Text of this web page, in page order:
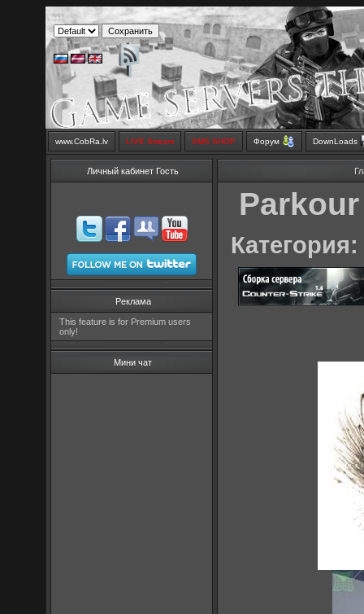
www.CobRa.lv LIVE Stream SMS SHOP Форум DownLoads
Личный кабинет Гость
Реклама
This feature is for Premium users
only!
Мини чат